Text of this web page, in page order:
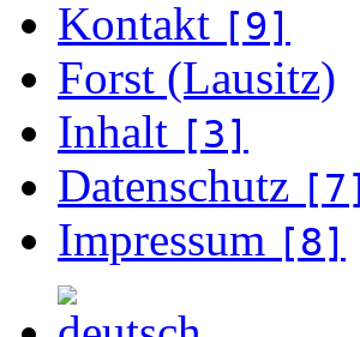
Kontakt [9]
Forst (Lausitz)
Inhalt [3]
Datenschutz [7]
Impressum [8]